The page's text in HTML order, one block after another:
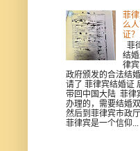
菲
么
证？
菲
结
律
政府颁发的合法结
请了 菲律宾结婚证
带回中国大陆 菲律
办理的，需要结婚
然后到菲律宾市政
菲律宾是一个信仰...